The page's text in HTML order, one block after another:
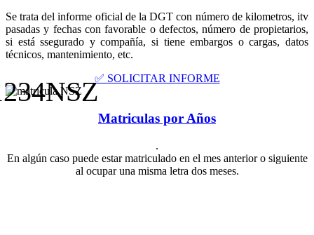
Se trata del informe oficial de la DGT con número de kilometros, itv
pasadas y fechas con favorable o defectos, número de propietarios,
si está ssegurado y compañía, si tiene embargos o cargas, datos
técnicos, mantenimiento, etc.
✅ SOLICITAR INFORME
Matriculas por Años
.
En algún caso puede estar matriculado en el mes anterior o siguiente
al ocupar una misma letra dos meses.